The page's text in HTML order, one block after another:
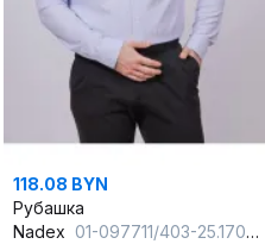
118.08 BYN
Рубашка
Nadex 01-097711/403-25.170-176